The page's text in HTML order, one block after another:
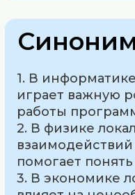
1. В
играет важную
работы
2. В физике
помогает
3. В экономике